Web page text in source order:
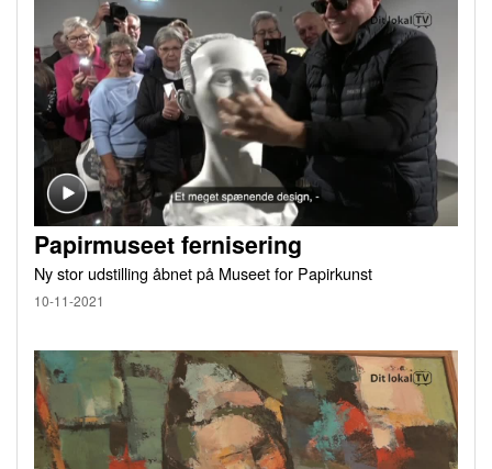
Papirmuseet fernisering
Ny stor udstilling åbnet på Museet for Papirkunst
10-11-2021